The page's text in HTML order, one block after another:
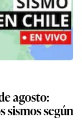
agosto:
sismos según